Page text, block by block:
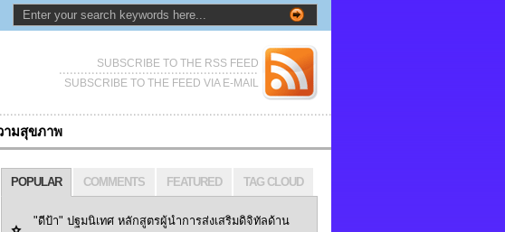
SUBSCRIBE TO THE RSS FEED
SUBSCRIBE TO THE FEED VIA E-MAIL
ามสุขภาพ
POPULAR COMMENTS FEATURED TAG CLOUD
"ดีป้า" ปฐมนิเทศ หลักสูตรผู้นำการส่งเสริมดิจิทัลด้าน